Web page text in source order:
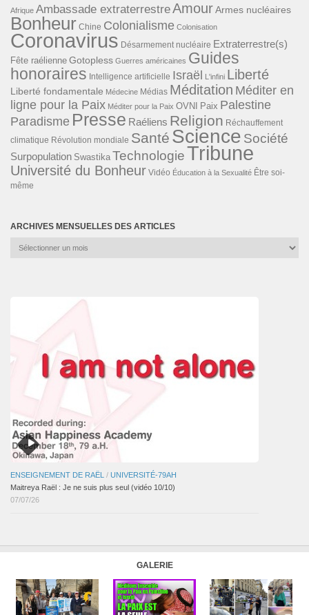
Afrique Ambassade extraterrestreAmourArmes nucléaires
Bonheur Chine Colonialisme Colonisation
Coronavirus Désarmement nucléaire Extraterrestre(s)
Fête raélienne Gotopless Guerres américaines Guides
honoraires Intelligence artificielle Israël L'infini Liberté
Liberté fondamentale Médecine Médias Méditation Méditer en
ligne pour la Paix Méditer pour la Paix OVNI Paix Palestine
Paradisme Presse Raéliens Religion Réchauffement
climatique Révolution mondiale Santé Science Société
Surpopulation Swastika TechnologieTribune
Université du Bonheur Vidéo Éducation à la Sexualité Être soi-
même
ARCHIVES MENSUELLES DES ARTICLES
Archives
ENSEIGNEMENT DE RAËL / UNIVERSITÉ-79AH
Maitreya Raël : Je ne suis plus seul (vidéo 10/10)
07/07/26
GALERIE